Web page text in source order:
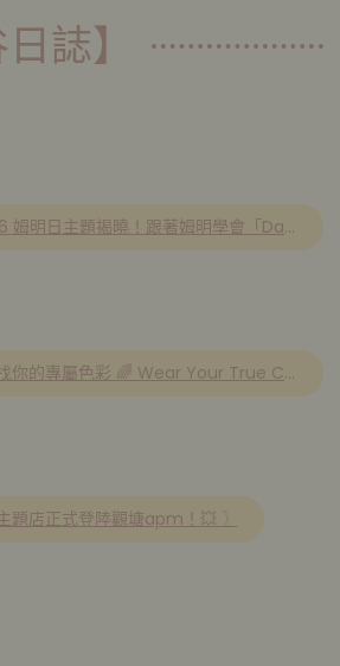
誌】
【姆明谷日誌】2026 姆明日主題揭曉！跟著姆明學會「Daydreaming」放空哲學 ☁️✨
apm 限定新品：尋找你的專屬色彩 🌈 Wear Your True Colors！
題店正式登陸觀塘apm！💥 〗